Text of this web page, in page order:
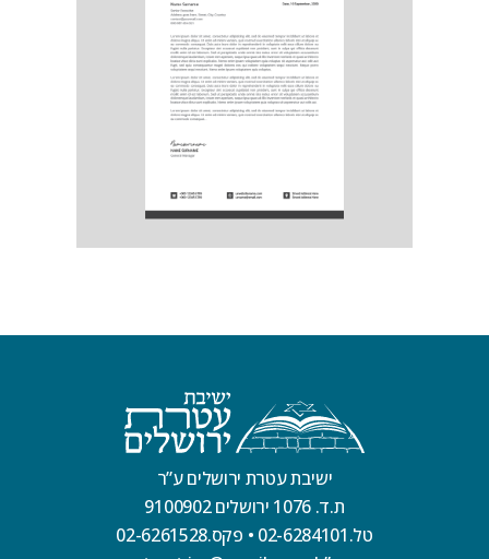
ישיבת עטרת ירושלים ע”ר
ת.ד. 1076 ירושלים 9100902
טל.02-6284101
• פקס.02-6261528